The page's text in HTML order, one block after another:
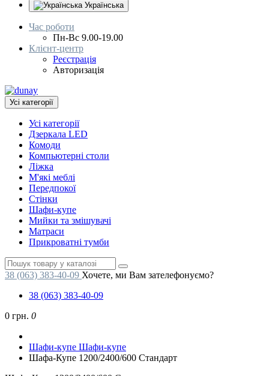
Українська
Час роботи
Пн-Вс 9.00-19.00
Клієнт-центр
Реєстрація
Авторизація
Усі категорії
Усі категорії
Дзеркала LED
Комоди
Компьютерні столи
Ліжка
М'які меблі
Передпокої
Стінки
Шафи-купе
Мийки та змішувачі
Матраси
Прикроватні тумби
38 (063) 383-40-09 Хочете, ми Вам зателефонуємо?
38 (063) 383-40-09
0 грн. 0
Шафи-купе Шафи-купе
Шафа-Купе 1200/2400/600 Стандарт